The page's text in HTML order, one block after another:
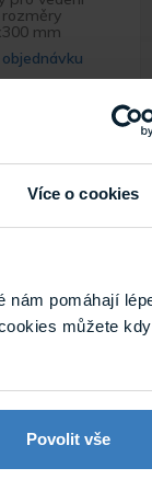
Více o cookies
nám pomáhají
můžete
Povolit vše
rozměry
mm
POB 30
okenní 4-
dosah 15m
paralelní